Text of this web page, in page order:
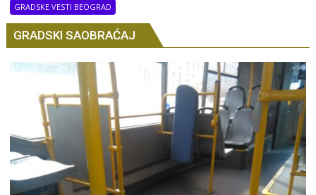
GRADSKE VESTI BEOGRAD
GRADSKI SAOBRAĆAJ